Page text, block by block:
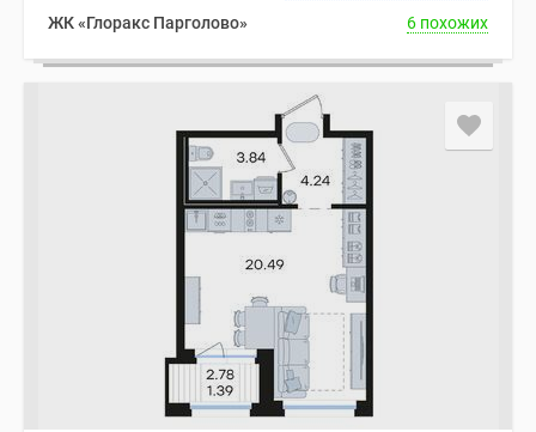
недвижимости
ЖК «Глоракс Парголово»
6 похожих